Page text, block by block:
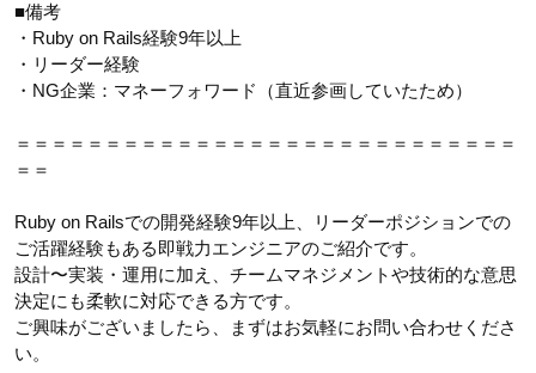
■備考
・Ruby on Rails経験9年以上
・リーダー経験
・NG企業：マネーフォワード（直近参画していたため）
＝＝＝＝＝＝＝＝＝＝＝＝＝＝＝＝＝＝＝＝＝＝＝＝＝＝＝＝
＝＝
Ruby on Railsでの開発経験9年以上、リーダーポジションでの
ご活躍経験もある即戦力エンジニアのご紹介です。
設計〜実装・運用に加え、チームマネジメントや技術的な意思
決定にも柔軟に対応できる方です。
ご興味がございましたら、まずはお気軽にお問い合わせくださ
い。